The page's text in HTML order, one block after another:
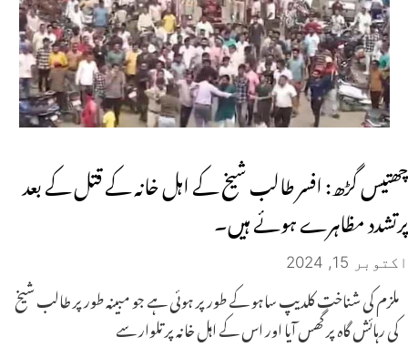
چھتیس گڑھ: افسر طالب شیخ کے اہل خانہ کے قتل کے بعد
پرتشدد مظاہرے ہوئے ہیں۔
اکتوبر 15, 2024
ملزم کی شناخت کلدیپ ساہو کے طور پر ہوئی ہے جو مبینہ طور پر طالب شیخ
کی رہائش گاہ پر گھس آیا اور اس کے اہل خانہ پر تلوار سے